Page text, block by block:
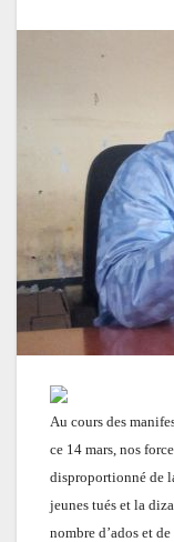
Au cours des
ce 14 mars, nos
disproportionné de
jeunes tués et la
nombre d’ados et